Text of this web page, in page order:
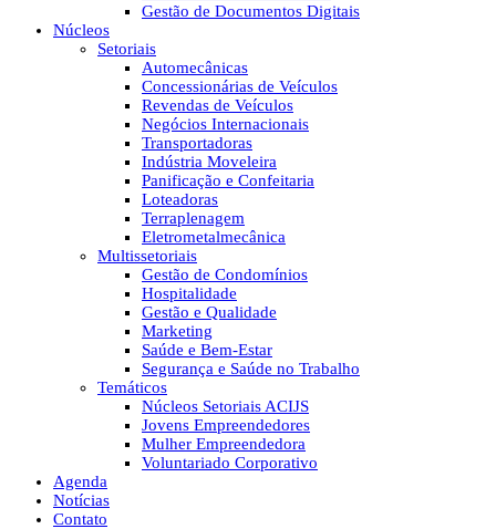
Gestão de Documentos Digitais
Núcleos
Setoriais
Automecânicas
Concessionárias de Veículos
Revendas de Veículos
Negócios Internacionais
Transportadoras
Indústria Moveleira
Panificação e Confeitaria
Loteadoras
Terraplenagem
Eletrometalmecânica
Multissetoriais
Gestão de Condomínios
Hospitalidade
Gestão e Qualidade
Marketing
Saúde e Bem-Estar
Segurança e Saúde no Trabalho
Temáticos
Núcleos Setoriais ACIJS
Jovens Empreendedores
Mulher Empreendedora
Voluntariado Corporativo
Agenda
Notícias
Contato